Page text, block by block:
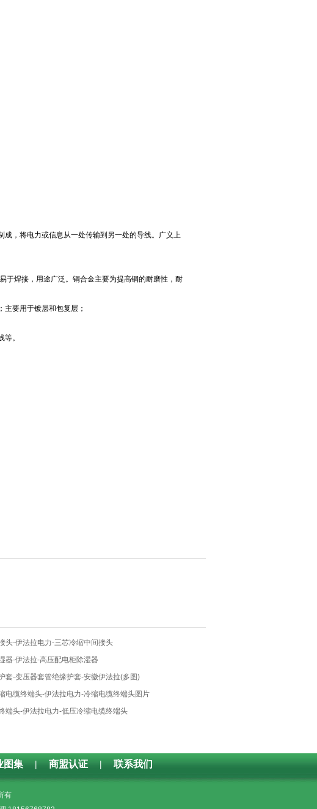
，将电力或信息从一处传输到另一处的导线。广义上
于焊接，用途广泛。铜合金主要为提高铜的耐磨性，耐
要用于镀层和包复层；
。
头-伊法拉电力-三芯冷缩中间接头
器-伊法拉-高压配电柜除湿器
套-变压器套管绝缘护套-安徽伊法拉(多图)
电缆终端头-伊法拉电力-冷缩电缆终端头图片
端头-伊法拉电力-低压冷缩电缆终端头
图集 | 商盟认证 | 联系我们
有